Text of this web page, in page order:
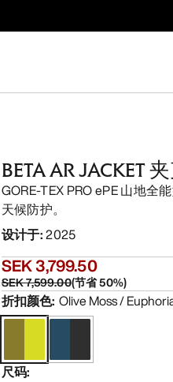
BETA AR JACKET
GORE-TEX PRO ePE 山地全
天候防护。
设计于:2025
SEK 3,799.50
SEK 7,599.00(节省50%)
折扣颜色: Olive Moss /
尺码: